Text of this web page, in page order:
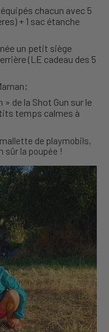
chacun avec 5
+ 1 sac étanche
un petit siège
(LE cadeau des 5
de la Shot Gun sur le
temps calmes à
de playmobils,
sûr la poupée !